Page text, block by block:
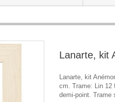
Lanarte, kit
Lanarte, kit
cm. Trame: Lin 12
demi-point. Trame